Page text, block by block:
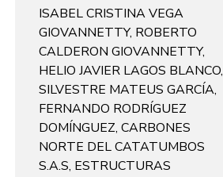
ISABEL CRISTINA VEGA
GIOVANNETTY, ROBERTO
CALDERON GIOVANNETTY,
HELIO JAVIER LAGOS BLANCO,
SILVESTRE MATEUS GARCÍA,
FERNANDO RODRÍGUEZ
DOMÍNGUEZ, CARBONES
NORTE DEL CATATUMBOS
S.A.S, ESTRUCTURAS